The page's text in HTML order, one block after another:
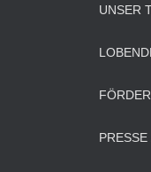
UNSER